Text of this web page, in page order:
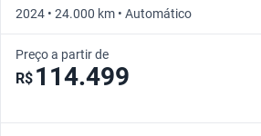
2024 • 24.000 km • Automático
Preço a partir de
R$ 114.499